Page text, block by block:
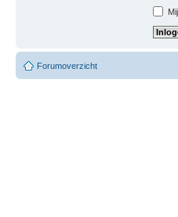
Forumoverzicht